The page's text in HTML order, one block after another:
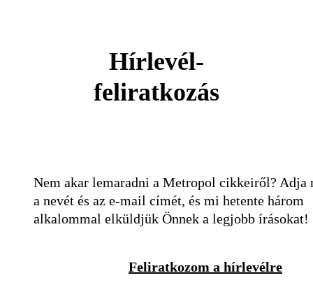
Hírlevél-
feliratkozás
Nem akar lemaradni a Metropol cikkeiről? Adja
a nevét és az e-mail címét, és mi hetente három
alkalommal elküldjük Önnek a legjobb írásokat!
Feliratkozom a hírlevélre